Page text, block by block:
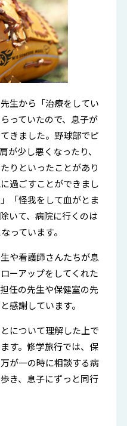
生から「治療をしてい
っていたので、息子が
きました。野球部でピ
が少し悪くなったり、
りといったことがあり
過ごすことができまし
「怪我をして血がとま
いて、病院に行くのは
っています。
や看護師さんたちが息
ーアップをしてくれた
任の先生や保健室の先
感謝しています。
について理解した上で
す。修学旅行では、保
が一の時に相談する病
き、息子にずっと同行